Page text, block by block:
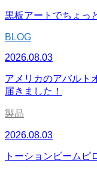
黒板アートでちょっ
BLOG
2026.08.03
アメリカのアバルト
届きました！
製品
2026.08.03
トーションビームピ